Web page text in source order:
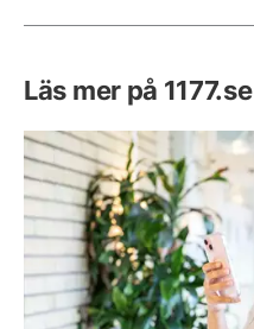
Läs mer på 1177.se